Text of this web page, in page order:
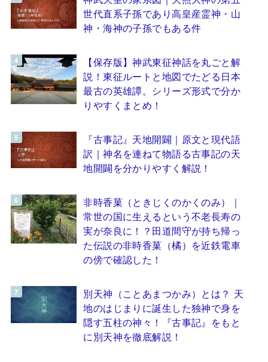
世代直系子孫であり高皇産霊神・山
神・海神の子孫でもある件
【保存版】神武東征神話を丸ごと解
説！東征ルートと地図でたどる日本
最古の英雄譚。シリーズ形式で分か
りやすくまとめ！
『古事記』天地開闢｜原文と現代語
訳｜神名を連ねて物語る古事記の天
地開闢を分かりやすく解説！
非時香菓（ときじくのかくのみ）｜
常世の国に生えるという不老長寿の
実が奈良に！？田道間守が持ち帰っ
た伝説の非時香菓（橘）を近鉄電車
の傍で確認した！
別天神（ことあまつかみ）とは？ 天
地のはじまりに誕生した独神で身を
隠す五柱の神々！『古事記』をもと
に別天神を徹底解説！